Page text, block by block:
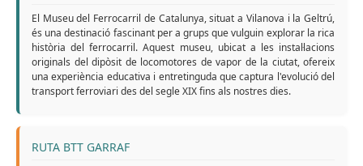
El Museu del Ferrocarril de Catalunya, situat a Vilanova i la Geltrú,
és una destinació fascinant per a grups que vulguin explorar la rica
història del ferrocarril. Aquest museu, ubicat a les instal·lacions
originals del dipòsit de locomotores de vapor de la ciutat, ofereix
una experiència educativa i entretinguda que captura l'evolució del
transport ferroviari des del segle XIX fins als nostres dies.
RUTA BTT GARRAF